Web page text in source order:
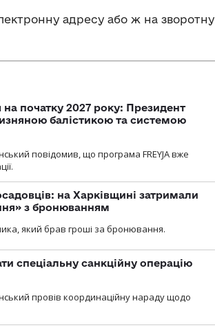
адресу або ж на зворотну
початку 2027 року: Президент
балістикою та системою
повідомив, що програма FREYJA вже
на Харківщині затримали
з бронюванням
який брав гроші за бронювання.
спеціальну санкційну операцію
провів координаційну нараду щодо